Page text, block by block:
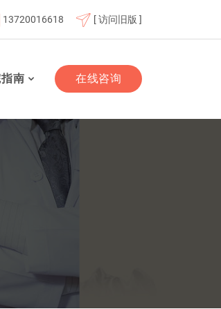
联体成员单位 北京市老年友善医疗机构
13720016618 [ 访问旧版 ]
南 在线咨询